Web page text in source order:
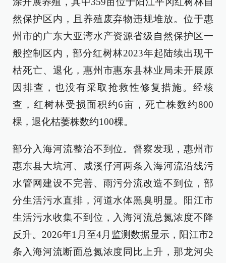
然保护区内，且养殖废弃物违规堆放。位于惠
州市的广东大亚湾水产资源省级自然保护区一
般控制区内，部分红树林2023年起陆续出现干
枯死亡、退化，惠州市惠东县林业局未开展原
因排查，也没有采取抢救性修复措施。经核
查，红树林受损面积约6亩，死亡株数约800
棵，退化枯萎株数约100棵。
部分入海河流整治不到位。督察发现，惠州市
惠东县大坑河、咸溪仔河两条入海河流沿线污
水管网建设不完善、雨污分流改造不到位，部
分生活污水直排，河道水体黑臭明显。阳江市
生活污水收集不到位，入海河流总氮浓度不降
反升。2026年1月至4月监测数据显示，阳江市2
条入海河流断面总氮浓度同比上升，那龙河尖